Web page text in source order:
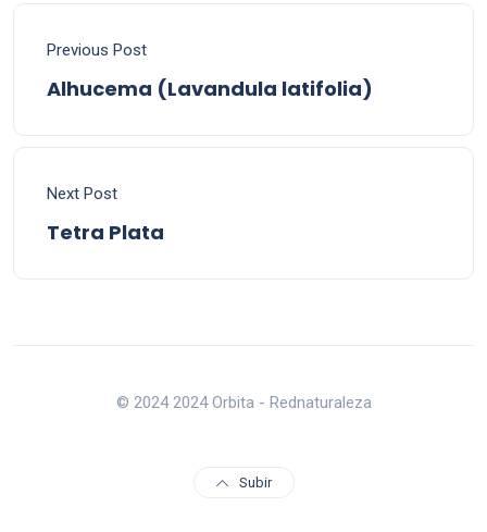
Previous Post
Alhucema (Lavandula latifolia)
Next Post
Tetra Plata
© 2024 2024 Orbita - Rednaturaleza
Subir